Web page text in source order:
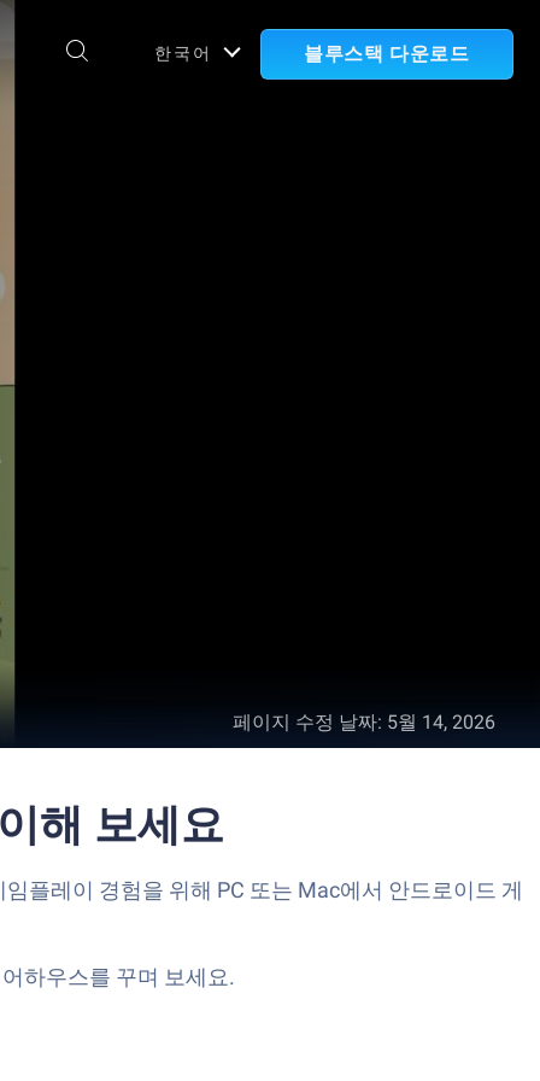
한국어 블루스택 다운로드
페이지 수정 날짜: 5월 14, 2026
해 보세요
플레이 경험을 위해 PC 또는 Mac에서 안드로이드 게
하우스를 꾸며 보세요.